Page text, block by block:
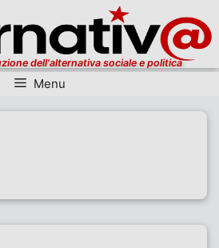
dell'alternativa sociale e politica
Menu